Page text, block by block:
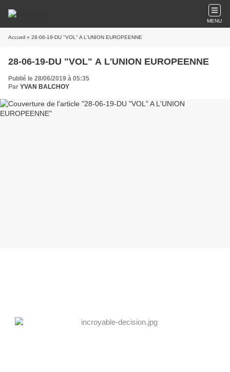
MENU
Accueil » 28-06-19-DU "VOL" A L'UNION EUROPEENNE
28-06-19-DU "VOL" A L'UNION EUROPEENNE
Publié le 28/06/2019 à 05:35
Par YVAN BALCHOY